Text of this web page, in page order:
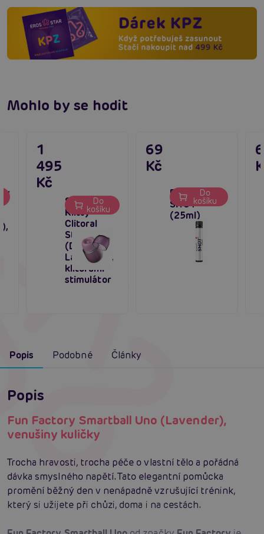
Mohlo by se hodit
SVAKOM
Klitty
Clitoral
Stimulator
(Dusty
Lavender),
klitorální
stimulátor
1
495
Kč
Do
košíku
Proerecta
SHOT
(25ml)
69
Kč
Do
košíku
Popis Podobné Články
Popis
Fun Factory Smartball Uno (Lavender),
venušiny kuličky
Trocha hravosti, trocha péče o vlastní tělo a pořádná
dávka smyslného napětí. Tato elegantní pomůcka
promění běžný den v nenápadně vzrušující trénink,
který si užijete při chůzi, doma i na cestách.